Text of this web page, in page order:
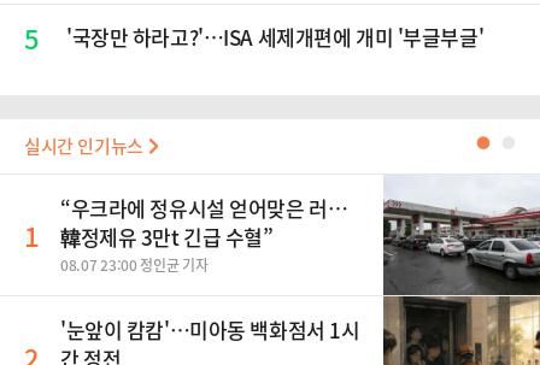
5 '국장만 하라고?'…ISA 세제개편에 개미 '부글부글'
실시간 인기뉴스 ●
1
“우크라에 정유시설 얻어맞은 러…
韓정제유 3만t 긴급 수혈”
08.07 23:00 정인균 기자
2
'눈앞이 캄캄'…미아동 백화점서 1시
간 정전